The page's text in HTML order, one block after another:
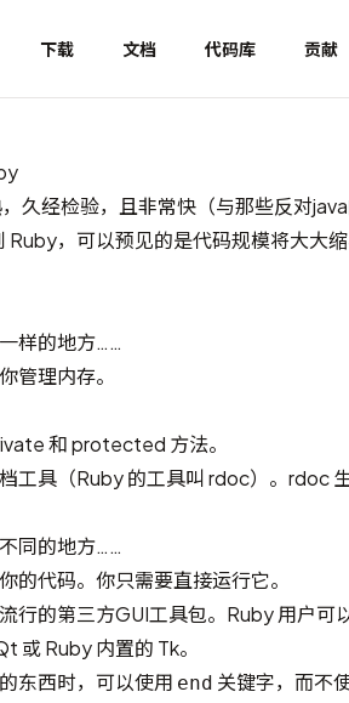
下载 文档 代码库 贡献
久经检验，且非常快（与那些反对
Ruby，可以预见的是代码规模将大大
样的地方……
管理内存。
和 protected 方法。
工具（Ruby 的工具叫 rdoc）。rdoc
同的地方……
的代码。你只需要直接运行它。
行的第三方GUI工具包。Ruby 用户可
或 Ruby 内置的 Tk。
东西时，可以使用 end 关键字，而不